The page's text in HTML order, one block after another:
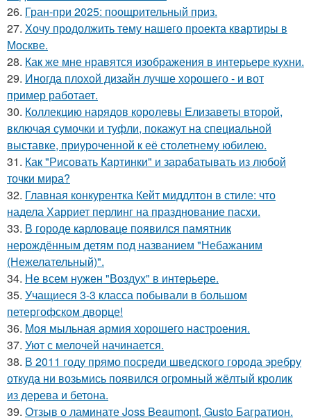
26. Гран-при 2025: поощрительный приз.
27. Хочу продолжить тему нашего проекта квартиры в
Москве.
28. Как же мне нравятся изображения в интерьере кухни.
29. Иногда плохой дизайн лучше хорошего - и вот
пример работает.
30. Коллекцию нарядов королевы Елизаветы второй,
включая сумочки и туфли, покажут на специальной
выставке, приуроченной к её столетнему юбилею.
31. Как "Рисовать Картинки" и зарабатывать из любой
точки мира?
32. Главная конкурентка Кейт миддлтон в стиле: что
надела Харриет перлинг на празднование пасхи.
33. В городе карловаце появился памятник
нерождённым детям под названием "Небажаним
(Нежелательный)".
34. Не всем нужен "Воздух" в интерьере.
35. Учащиеся 3-3 класса побывали в большом
петергофском дворце!
36. Моя мыльная армия хорошего настроения.
37. Уют с мелочей начинается.
38. В 2011 году прямо посреди шведского города эребру
откуда ни возьмись появился огромный жёлтый кролик
из дерева и бетона.
39. Отзыв о ламинате Joss Beaumont, Gusto Багратион.